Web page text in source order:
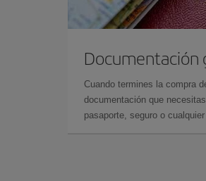
Documentación
Cuando termines la compra
documentación que
pasaporte, seguro o